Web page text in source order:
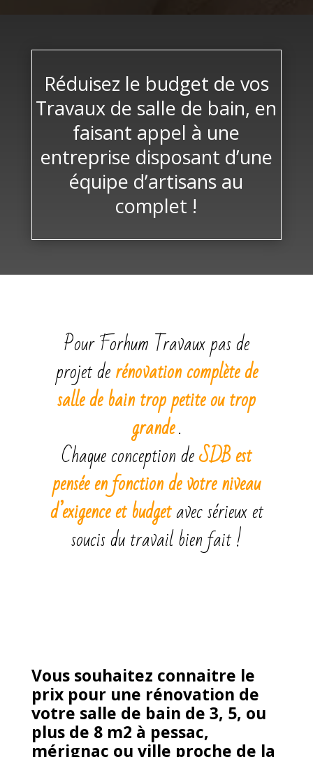
Réduisez le budget de vos
Travaux de salle de bain, en
faisant appel à une
entreprise disposant d’une
équipe d’artisans au
complet !
Pour Forhum Travaux pas de
projet derénovation complète de
salle de bain trop petite ou trop
grande.
Chaque conception deSDB est
pensée en fonction de votre niveau
d’exigence et budgetavec sérieux et
soucis du travail bien fait !
Vous souhaitez connaitre le
prix pour une rénovation de
votre salle de bain de 3, 5, ou
plus de 8 m2 à pessac,
mérignac ou ville proche de la